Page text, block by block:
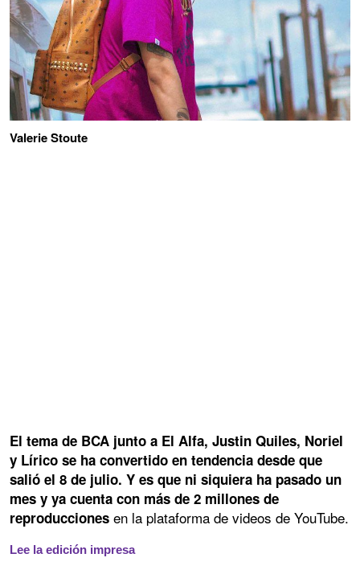
Valerie Stoute
El tema de BCA junto a El Alfa, Justin Quiles, Noriel
y Lírico se ha convertido en tendencia desde que
salió el 8 de julio. Y es que ni siquiera ha pasado un
mes y ya cuenta con más de 2 millones de
reproducciones en la plataforma de videos de YouTube.
Lee la edición impresa